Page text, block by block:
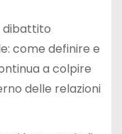
dibattito
come definire e
a colpire
delle relazioni